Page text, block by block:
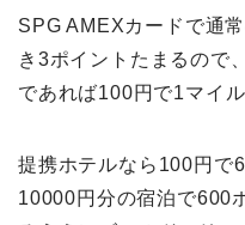
SPG AMEXカードで通
き3ポイントたまるので
であれば100円で1マイ
提携ホテルなら100円で6
10000円分の宿泊で600